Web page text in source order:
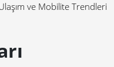
ve Mobilite Trendleri